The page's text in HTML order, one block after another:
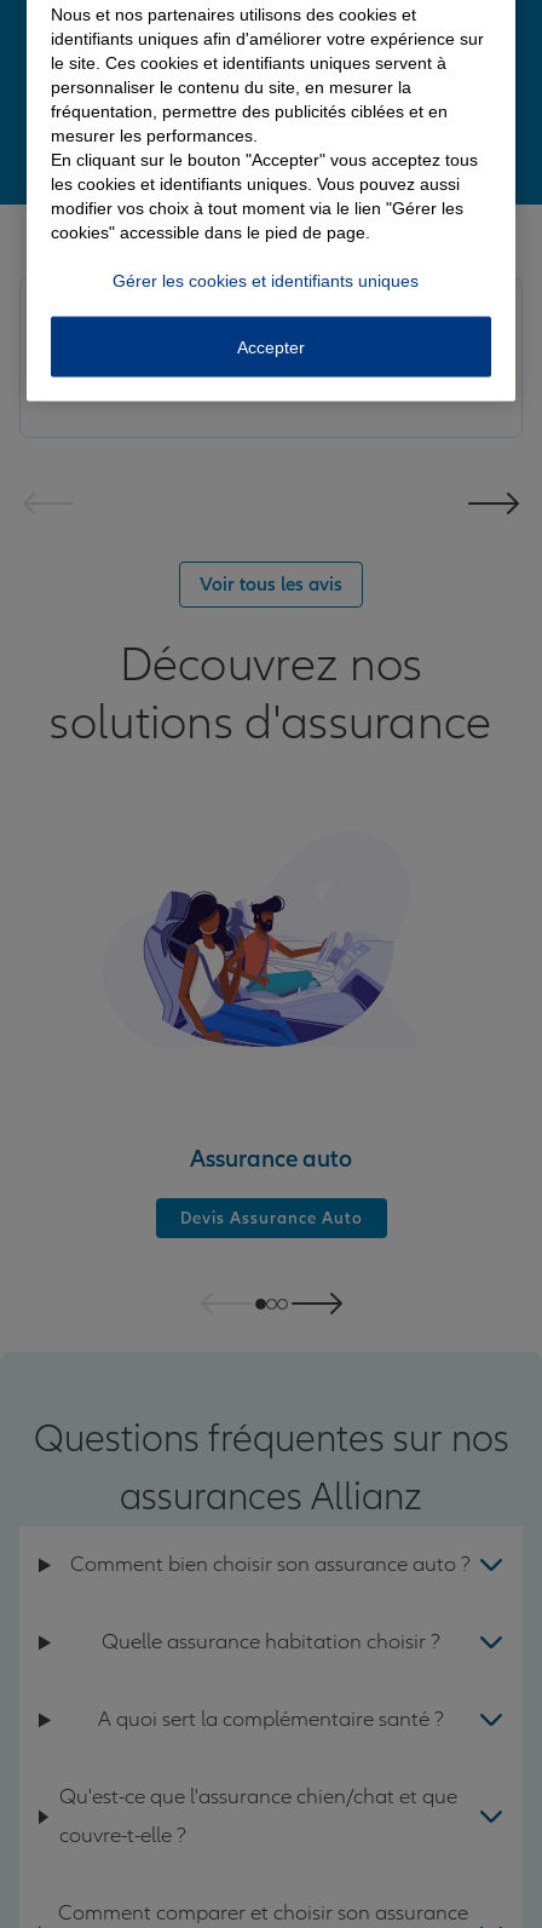
Derniers avis de nos agences Allianz
Le 08/08/2026 - Agence PAVILLY
Bon suivi de mon sinistre, merci
Louis M.
Voir tous les avis
Découvrez nos
solutions d'assurance
Assurance auto
Devis Assurance Auto
Questions fréquentes sur nos
assurances Allianz
Comment bien choisir son assurance auto ?
Quelle assurance habitation choisir ?
A quoi sert la complémentaire santé ?
Qu'est-ce que l'assurance chien/chat et que
couvre-t-elle ?
Comment comparer et choisir son assurance
Nous et nos partenaires utilisons des cookies et
identifiants uniques afin d'améliorer votre expérience sur
le site. Ces cookies et identifiants uniques servent à
personnaliser le contenu du site, en mesurer la
fréquentation, permettre des publicités ciblées et en
mesurer les performances.
En cliquant sur le bouton "Accepter" vous acceptez tous
les cookies et identifiants uniques. Vous pouvez aussi
modifier vos choix à tout moment via le lien "Gérer les
cookies" accessible dans le pied de page.
Gérer les cookies et identifiants uniques
Accepter